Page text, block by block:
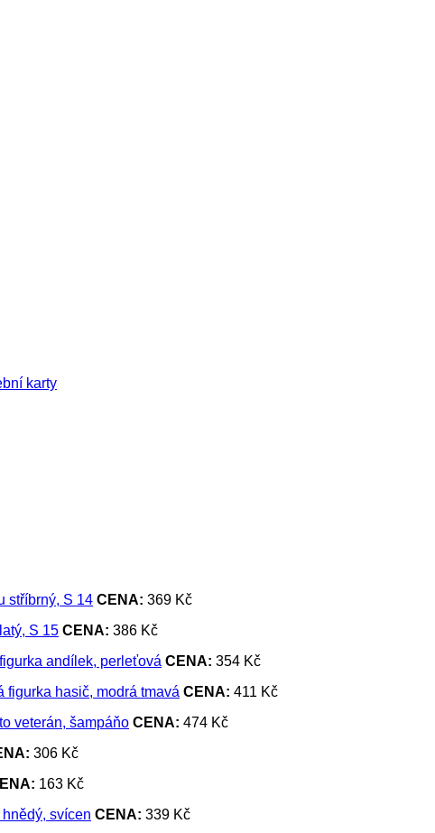
CENA: 369 Kč
CENA: 386 Kč
CENA: 354 Kč
CENA: 411 Kč
CENA: 474 Kč
306 Kč
163 Kč
CENA: 339 Kč